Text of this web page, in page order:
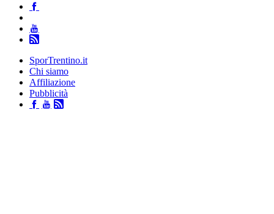
SporTrentino.it
Chi siamo
Affiliazione
Pubblicità